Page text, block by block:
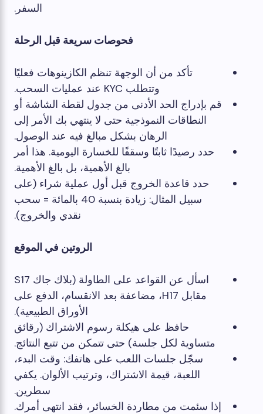
السفر.
فحوصات سريعة قبل الرحلة
تأكد من أن الوجهة تنظم الكازينوهات فعليًا
وتتطلب KYC عند عمليات السحب.
قم بإدراج الحد الأدنى من جدول لقطة الشاشة أو
النطاقات النموذجية حتى لا ينتهي بك الأمر إلى
الرهان بشكل مبالغ فيه عند الوصول.
حدد رصيدًا ثابتًا وسقفًا للخسارة اليومية. هذا أمر
بالغ الأهمية، بل بالغ الأهمية.
حدد قاعدة الخروج قبل أول عملية شراء (على
سبيل المثال: زيادة بنسبة 40 بالمائة = سحب
نقدي والخروج).
الروتين في الموقع
اسأل عن القواعد على الطاولة (بلاك جاك S17
مقابل H17، مضاعفة بعد الانقسام، الدفع على
الأوراق الطبيعية).
حافظ على هيكلة رسوم الاشتراك (رقائق
متساوية لكل جلسة) حتى تتمكن من تتبع النتائج.
سجّل جلسات اللعب على هاتفك: وقت البدء،
اللعبة، قيمة الاشتراك، وترتيب الألوان. يكفي
سطرين.
إذا سئمت من مطاردة الخسائر، فقد انتهى أمرك.